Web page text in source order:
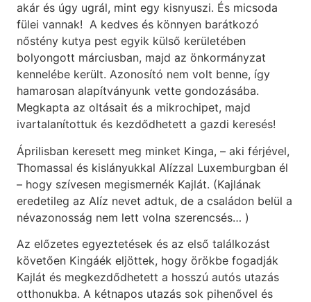
akár és úgy ugrál, mint egy kisnyuszi. És micsoda
fülei vannak! A kedves és könnyen barátkozó
nőstény kutya pest egyik külső kerületében
bolyongott márciusban, majd az önkormányzat
kennelébe került. Azonosító nem volt benne, így
hamarosan alapítványunk vette gondozásába.
Megkapta az oltásait és a mikrochipet, majd
ivartalanítottuk és kezdődhetett a gazdi keresés!
Áprilisban keresett meg minket Kinga, – aki férjével,
Thomassal és kislányukkal Alízzal Luxemburgban él
– hogy szívesen megismernék Kajlát. (Kajlának
eredetileg az Alíz nevet adtuk, de a családon belül a
névazonosság nem lett volna szerencsés… )
Az előzetes egyeztetések és az első találkozást
követően Kingáék eljöttek, hogy örökbe fogadják
Kajlát és megkezdődhetett a hosszú autós utazás
otthonukba. A kétnapos utazás sok pihenővel és